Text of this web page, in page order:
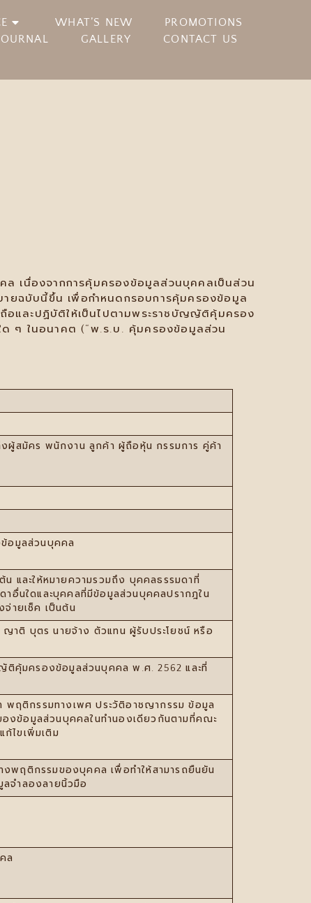
WHAT’S NEW
PROMOTIONS
GALLERY CONTACT US
เนื่องจากการคุ้มครองข้อมูลส่วนบุคคลเป็นส่วน
ายฉบับนี้ขึ้น เพื่อกำหนดกรอบการคุ้มครองข้อมูล
อและปฏิบัติให้เป็นไปตามพระราชบัญญัติคุ้มครอง
ด ๆ ในอนาคต (“พ.ร.บ. คุ้มครองข้อมูลส่วน
ผู้สมัคร พนักงาน ลูกค้า ผู้ถือหุ้น กรรมการ คู่ค้า
ข้อมูลส่วนบุคคล
และให้หมายความรวมถึง บุคคลธรรมดาที่
อื่นใดและบุคคลที่มีข้อมูลส่วนบุคคลปรากฎใน
ายเช็ค เป็นต้น
าติ บุตร นายจ้าง ตัวแทน ผู้รับประโยชน์ หรือ
ติคุ้มครองข้อมูลส่วนบุคคล พ.ศ. 2562 และที่
พฤติกรรมทางเพศ ประวัติอาชญากรรม ข้อมูล
งข้อมูลส่วนบุคคลในทํานองเดียวกันตามที่คณะ
ไขเพิ่มเติม
งพฤติกรรมของบุคคล เพื่อทําให้สามารถยืนยัน
จําลองลายนิ้วมือ
ล